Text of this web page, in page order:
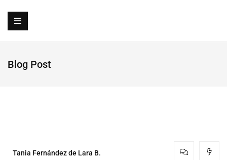
Blog Post
Tania Fernández de Lara B.